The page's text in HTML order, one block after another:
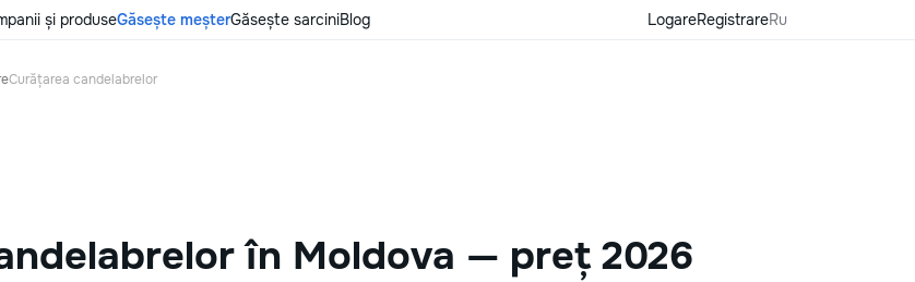
și produseGăsește meșterGăsește sarciniBlog LogareRegistrareRu
Curățarea candelabrelor
în Moldova — preț 2026